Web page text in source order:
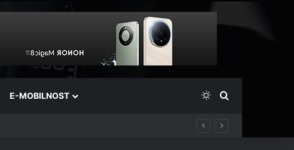
E-MOBILNOST Switch skin
Išči